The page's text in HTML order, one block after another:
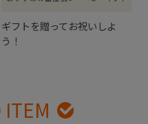
ギフトを贈ってお祝いしよ
う！
ITEM